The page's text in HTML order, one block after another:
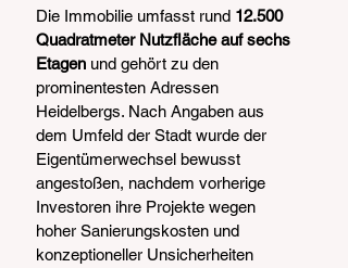
Die Immobilie umfasst rund 12.500
Quadratmeter Nutzfläche auf sechs
Etagen und gehört zu den
prominentesten Adressen
Heidelbergs. Nach Angaben aus
dem Umfeld der Stadt wurde der
Eigentümerwechsel bewusst
angestoßen, nachdem vorherige
Investoren ihre Projekte wegen
hoher Sanierungskosten und
konzeptioneller Unsicherheiten